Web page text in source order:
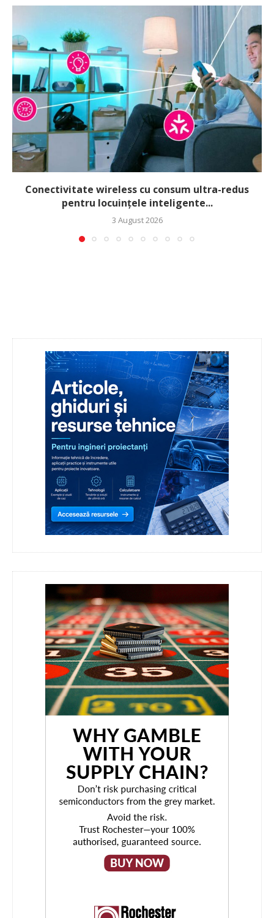
Conectivitate wireless cu consum ultra-redus
pentru locuințele inteligente...
3 August 2026